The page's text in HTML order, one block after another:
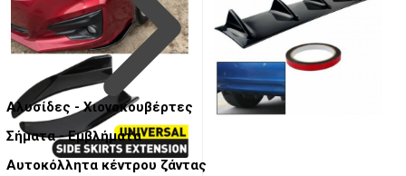
Αλυσίδες - Χιονοκουβέρτες
Σήματα - Εμβλήματα
Αυτοκόλλητα κέντρου ζάντας